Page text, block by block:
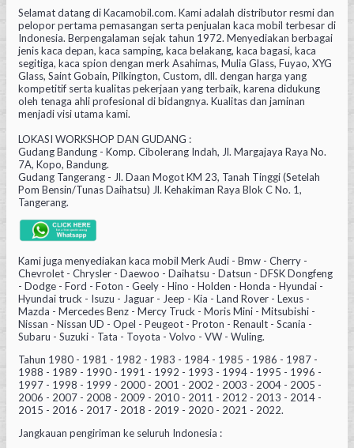
Selamat datang di Kacamobil.com. Kami adalah distributor resmi dan
pelopor pertama pemasangan serta penjualan kaca mobil terbesar di
Indonesia. Berpengalaman sejak tahun 1972. Menyediakan berbagai
jenis kaca depan, kaca samping, kaca belakang, kaca bagasi, kaca
segitiga, kaca spion dengan merk Asahimas, Mulia Glass, Fuyao, XYG
Glass, Saint Gobain, Pilkington, Custom, dll. dengan harga yang
kompetitif serta kualitas pekerjaan yang terbaik, karena didukung
oleh tenaga ahli profesional di bidangnya. Kualitas dan jaminan
menjadi visi utama kami.
LOKASI WORKSHOP DAN GUDANG :
Gudang Bandung - Komp. Cibolerang Indah, Jl. Margajaya Raya No.
7A, Kopo, Bandung.
Gudang Tangerang - Jl. Daan Mogot KM 23, Tanah Tinggi (Setelah
Pom Bensin/Tunas Daihatsu) Jl. Kehakiman Raya Blok C No. 1,
Tangerang.
Kami juga menyediakan kaca mobil Merk Audi - Bmw - Cherry -
Chevrolet - Chrysler - Daewoo - Daihatsu - Datsun - DFSK Dongfeng
- Dodge - Ford - Foton - Geely - Hino - Holden - Honda - Hyundai -
Hyundai truck - Isuzu - Jaguar - Jeep - Kia - Land Rover - Lexus -
Mazda - Mercedes Benz - Mercy Truck - Moris Mini - Mitsubishi -
Nissan - Nissan UD - Opel - Peugeot - Proton - Renault - Scania -
Subaru - Suzuki - Tata - Toyota - Volvo - VW - Wuling.
Tahun 1980 - 1981 - 1982 - 1983 - 1984 - 1985 - 1986 - 1987 -
1988 - 1989 - 1990 - 1991 - 1992 - 1993 - 1994 - 1995 - 1996 -
1997 - 1998 - 1999 - 2000 - 2001 - 2002 - 2003 - 2004 - 2005 -
2006 - 2007 - 2008 - 2009 - 2010 - 2011 - 2012 - 2013 - 2014 -
2015 - 2016 - 2017 - 2018 - 2019 - 2020 - 2021 - 2022.
Jangkauan pengiriman ke seluruh Indonesia :